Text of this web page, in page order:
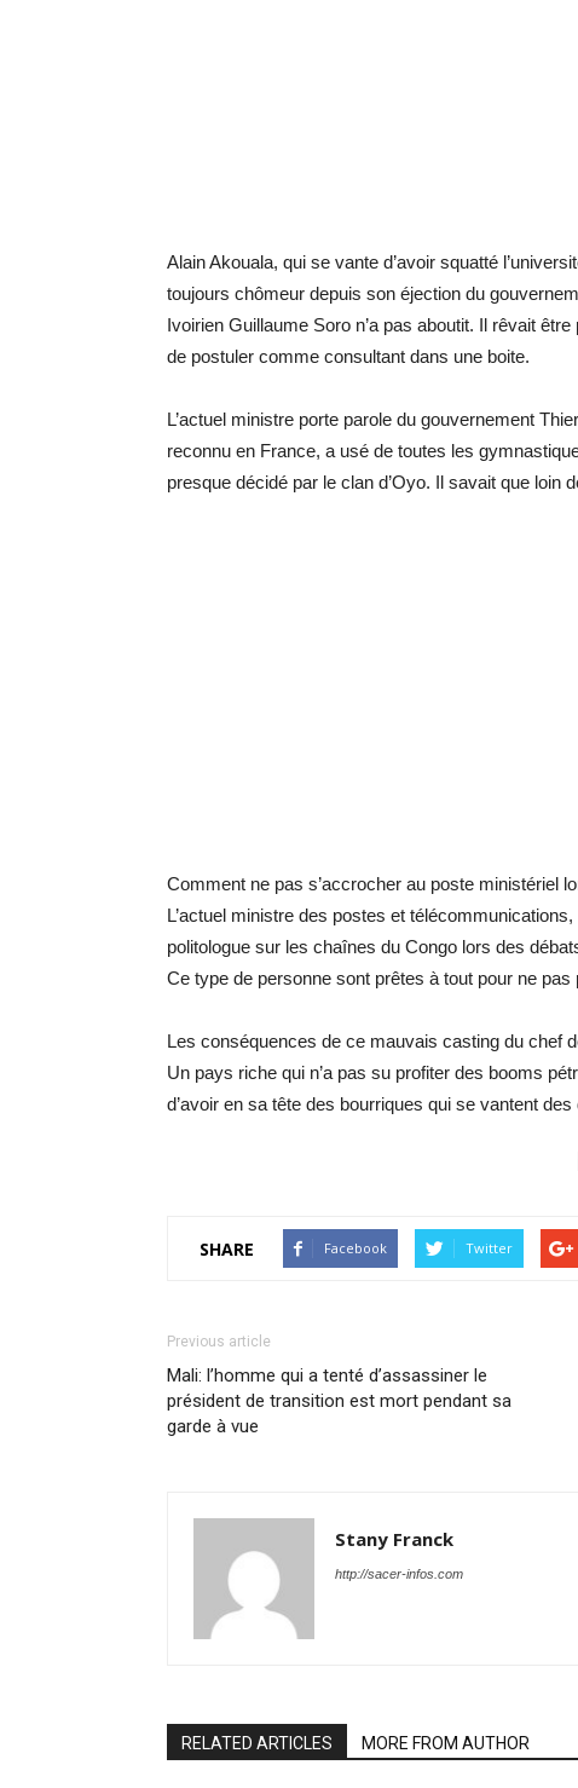
Alain Akouala, qui se vante d’avoir squatté
toujours chômeur depuis son éjection du
Ivoirien Guillaume Soro n’a pas aboutit. Il rêvait
de postuler comme consultant dans une boite.
L’actuel ministre porte parole du gouvernement
reconnu en France, a usé de toutes les
presque décidé par le clan d’Oyo. Il savait que loin
Comment ne pas s’accrocher au poste ministériel
L’actuel ministre des postes et
politologue sur les chaînes du Congo lors des
Ce type de personne sont prêtes à tout pour ne
Les conséquences de ce mauvais casting du chef
Un pays riche qui n’a pas su profiter des booms
d’avoir en sa tête des bourriques qui se vantent des
SHARE Facebook Twitter
Previous article
Mali: l’homme qui a tenté d’assassiner le
président de transition est mort pendant sa
garde à vue
Stany Franck
http://sacer-infos.com
RELATED ARTICLES MORE FROM AUTHOR